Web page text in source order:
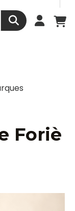
Foriè